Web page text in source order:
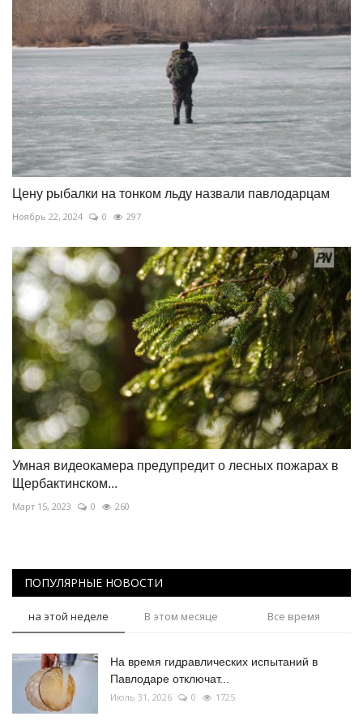
Цену рыбалки на тонком льду назвали павлодарцам
Ноябрь 22, 2024 0 297
Умная видеокамера предупредит о лесных пожарах в
Щербактинском...
Март 15, 2023 0 260
ПОПУЛЯРНЫЕ НОВОСТИ
на этой неделе В этом месяце Все время
На время гидравлических испытаний в
Павлодаре отключат...
Июль 31, 2026 0 1725